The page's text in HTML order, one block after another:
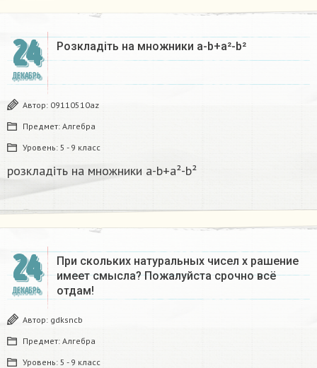
24
ДЕКАБРЬ
Розкладіть на множники а-b+a²-b²​
Автор: 09110510az
Предмет: Алгебра
Уровень: 5 - 9 класс
розкладіть на множники а-b+a²-b²​
24
ДЕКАБРЬ
При скольких натуральных чисел х рашение
имеет смысла? Пожалуйста срочно всё
отдам!
Автор: gdksncb
Предмет: Алгебра
Уровень: 5 - 9 класс